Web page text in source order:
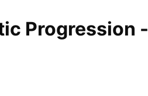
Progression -